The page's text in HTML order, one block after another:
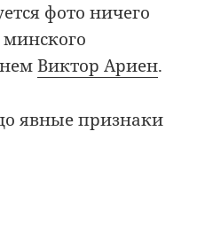
фото ничего
Виктор Ариен.
явные признаки